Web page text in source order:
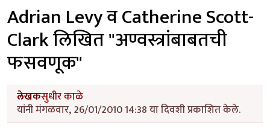
Adrian Levy व Catherine Scott-
Clark लिखित "अण्वस्त्रांबाबतची
फसवणूक"
लेखकसुधीर काळे
यांनी मंगळवार, 26/01/2010 14:38 या दिवशी प्रकाशित केले.